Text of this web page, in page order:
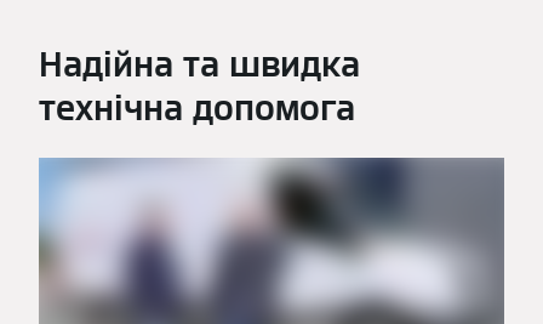
Надійна та швидка
технічна допомога